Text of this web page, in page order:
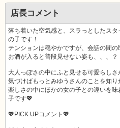
店長コメント
落ち着いた空気感と、スラっとしたス
の子です！
テンションは穏やかですが、会話の間の
お酒が入ると普段見せない姿も、、、？
大人っぽさの中にふと見せる可愛らしさ
気づけばもっとみゆうさんのことを知り
楽しさの中にほかの女の子との違いを
子です💖
💖PICK UPコメント💖